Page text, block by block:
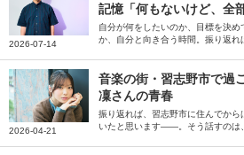
2026-07-14
記憶「何もないけど、全
自分が何をしたいのか、目標を決
か、自分と向き合う時間。振り返れ
2026-04-21
音楽の街・習志野市で過
凜さんの青春
振り返れば、習志野市に住んでか
いたと思います――。そう話すのは